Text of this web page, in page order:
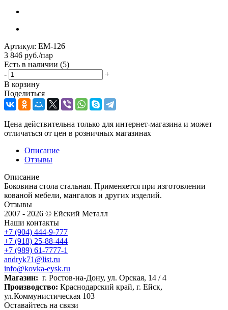
Артикул: ЕМ-126
3 846 руб./пар
Есть в наличии (5)
-
+
В корзину
Поделиться
Цена действительна только для интернет-магазина и может
отличаться от цен в розничных магазинах
Описание
Отзывы
Описание
Боковина стола стальная. Применяется при изготовлении
кованой мебели, мангалов и других изделий.
Отзывы
2007 - 2026 © Ейский Металл
Наши контакты
+7 (904) 444-9-777
+7 (918) 25-88-444
+7 (989) 61-7777-1
andryk71@list.ru
info@kovka-eysk.ru
Магазин: г. Ростов-на-Дону, ул. Орская, 14 / 4
Производство: Краснодарский край, г. Ейск,
ул.Коммунистическая 103
Оставайтесь на связи